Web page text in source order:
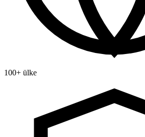
100+ ülke